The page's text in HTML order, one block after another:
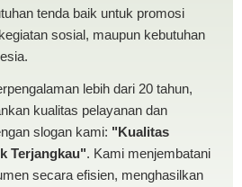
tenda baik untuk promosi
sosial, maupun kebutuhan
lebih dari 20 tahun,
kualitas pelayanan dan
slogan kami: "Kualitas
Terjangkau". Kami menjembatani
secara efisien, menghasilkan